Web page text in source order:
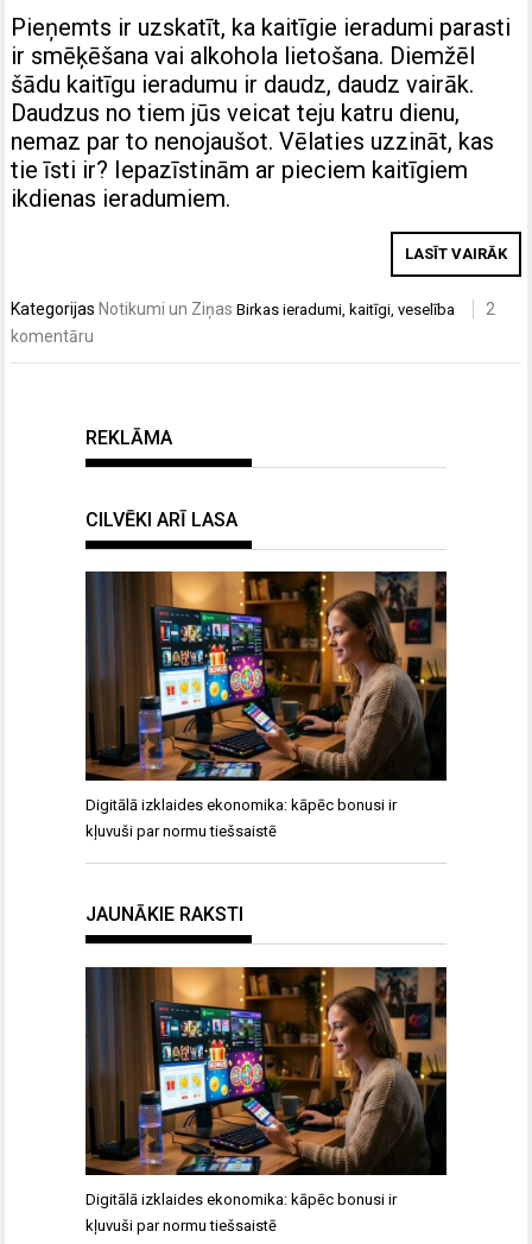
Pieņemts ir uzskatīt, ka kaitīgie ieradumi parasti
ir smēķēšana vai alkohola lietošana. Diemžēl
šādu kaitīgu ieradumu ir daudz, daudz vairāk.
Daudzus no tiem jūs veicat teju katru dienu,
nemaz par to nenojaušot. Vēlaties uzzināt, kas
tie īsti ir? Iepazīstinām ar pieciem kaitīgiem
ikdienas ieradumiem.
LASĪT VAIRĀK
KategorijasNotikumi un Ziņas Birkasieradumi ,kaitīgi ,veselība
2
komentāru
REKLĀMA
CILVĒKI ARĪ LASA
Digitālā izklaides ekonomika: kāpēc bonusi ir
kļuvuši par normu tiešsaistē
JAUNĀKIE RAKSTI
Digitālā izklaides ekonomika: kāpēc bonusi ir
kļuvuši par normu tiešsaistē